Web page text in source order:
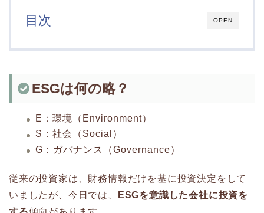
OPEN
目次
ESGは何の略？
E：環境（Environment）
S：社会（Social）
G：ガバナンス（Governance）
従来の投資家は、財務情報だけを基に投資決定をして
いましたが、今日では、
ESGを意識した会社に投資を